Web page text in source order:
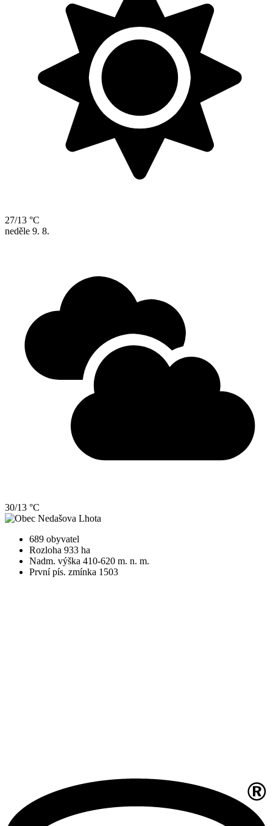
27/13 °C
neděle 9. 8.
30/13 °C
689 obyvatel
Rozloha 933 ha
Nadm. výška 410-620 m. n. m.
První pís. zmínka 1503